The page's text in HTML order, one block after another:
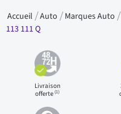
Accueil Auto Marques Auto
113 111 Q
Livraison
offerte(1)